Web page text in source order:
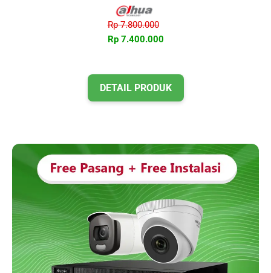
Rp 7.800.000
Rp 7.400.000
DETAIL PRODUK